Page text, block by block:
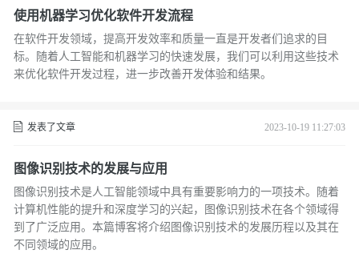
使用机器学习优化软件开发流程
在软件开发领域，提高开发效率和质量一直是开发者们追求的目
标。随着人工智能和机器学习的快速发展，我们可以利用这些技术
来优化软件开发过程，进一步改善开发体验和结果。
发表了文章 2023-10-19 11:27:03
图像识别技术的发展与应用
图像识别技术是人工智能领域中具有重要影响力的一项技术。随着
计算机性能的提升和深度学习的兴起，图像识别技术在各个领域得
到了广泛应用。本篇博客将介绍图像识别技术的发展历程以及其在
不同领域的应用。